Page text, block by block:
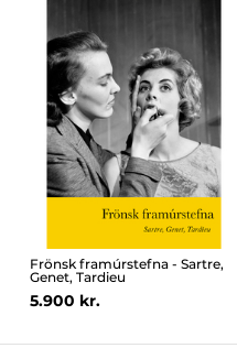
Frönsk framúrstefna - Sartre,
Genet, Tardieu
5.900 kr.